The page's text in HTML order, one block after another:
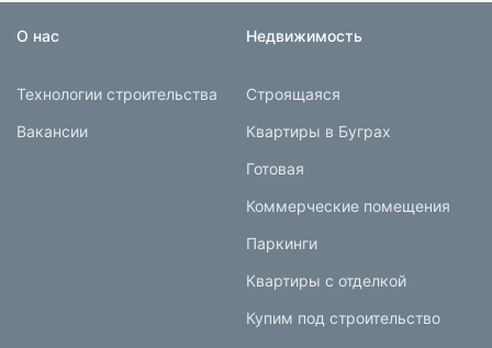
О нас
Технологии строительства
Вакансии
Недвижимость
Строящаяся
Квартиры в Буграх
Готовая
Коммерческие помещения
Паркинги
Квартиры с отделкой
Купим под строительство